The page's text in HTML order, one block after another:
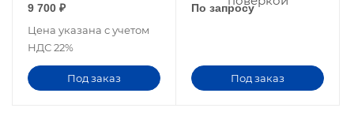
9 700 ₽
Цена указана с учетом
НДС 22%
Под заказ
По запросу
Под заказ